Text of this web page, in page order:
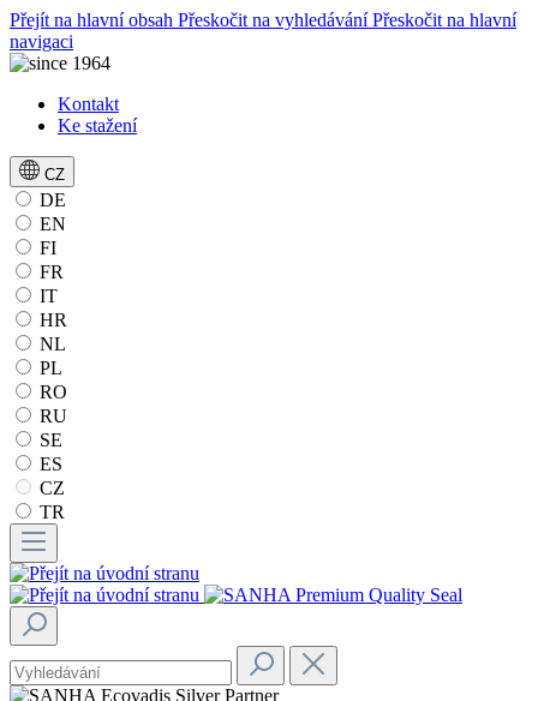
Přejít na hlavní obsah Přeskočit na vyhledáváníPřeskočit na hlavní
navigaci
Kontakt
Ke stažení
CZ
DE
EN
FI
FR
IT
HR
NL
PL
RO
RU
SE
ES
CZ
TR